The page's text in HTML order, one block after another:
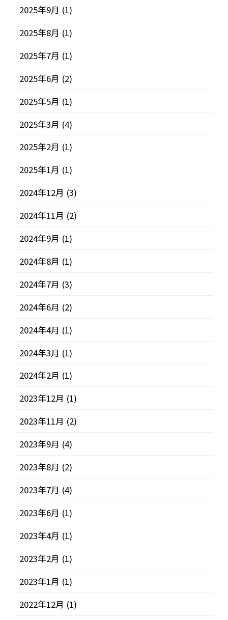
2025年9月 (1)
2025年8月 (1)
2025年7月 (1)
2025年6月 (2)
2025年5月 (1)
2025年3月 (4)
2025年2月 (1)
2025年1月 (1)
2024年12月 (3)
2024年11月 (2)
2024年9月 (1)
2024年8月 (1)
2024年7月 (3)
2024年6月 (2)
2024年4月 (1)
2024年3月 (1)
2024年2月 (1)
2023年12月 (1)
2023年11月 (2)
2023年9月 (4)
2023年8月 (2)
2023年7月 (4)
2023年6月 (1)
2023年4月 (1)
2023年2月 (1)
2023年1月 (1)
2022年12月 (1)